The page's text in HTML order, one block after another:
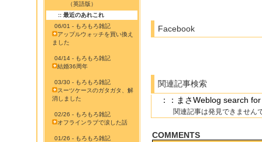
（英語版）
:: 最近のあれこれ
06/01 - もろもろ雑記
アップルウォッチを買い換え
ました
04/14 - もろもろ雑記
結婚36周年
03/30 - もろもろ雑記
スーツケースのガタガタ、解
消しました
02/26 - もろもろ雑記
オフラインラブで涙した話
01/26 - もろもろ雑記
Facebook
関連記事検索
：：まさWeblog search
関連記事は発見できません
COMMENTS